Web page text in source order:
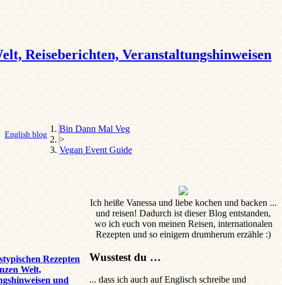
Reiseberichten, Veranstaltungshinweisen
English blog
Bin Dann Mal Veg
>
Vegan Event Guide
Ich heiße Vanessa und liebe kochen und backen ...
und reisen! Dadurch ist dieser Blog entstanden,
wo ich euch von meinen Reisen, internationalen
Rezepten und so einigem drumherum erzähle :)
Wusstest du …
... dass ich auch auf Englisch schreibe und
Rezepten
Welt,
und